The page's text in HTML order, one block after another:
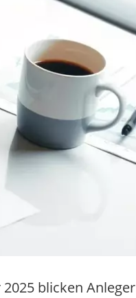
blicken Anleger